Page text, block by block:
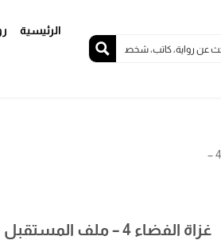
الرئيسية
/ غزاة الفضاء 4 –
غزاة الفضاء 4 – ملف المستقبل